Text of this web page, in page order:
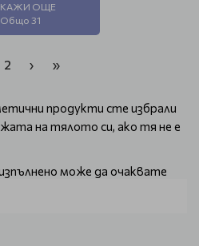
ОЩЕ
Общо 31
2 › »
продукти сте избрали
на тялото си, ако тя не е
може да очаквате
вещества от